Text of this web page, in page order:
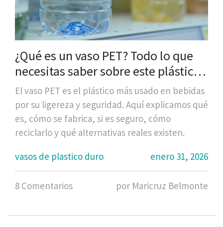
¿Qué es un vaso PET? Todo lo que
necesitas saber sobre este plástico
duro usado en bebidas
El vaso PET es el plástico más usado en bebidas
por su ligereza y seguridad. Aquí explicamos qué
es, cómo se fabrica, si es seguro, cómo
reciclarlo y qué alternativas reales existen.
vasos de plastico duro
enero 31, 2026
8 Comentarios por Maricruz Belmonte